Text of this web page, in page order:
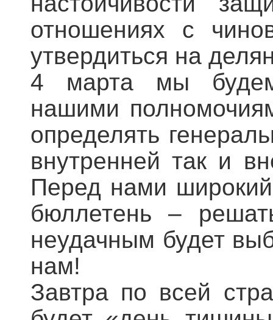
отношениях с
утвердиться на
4 марта мы будем
нашими
определять
внутренней так и
Перед нами
бюллетень –
неудачным будет
нам!
Завтра по всей